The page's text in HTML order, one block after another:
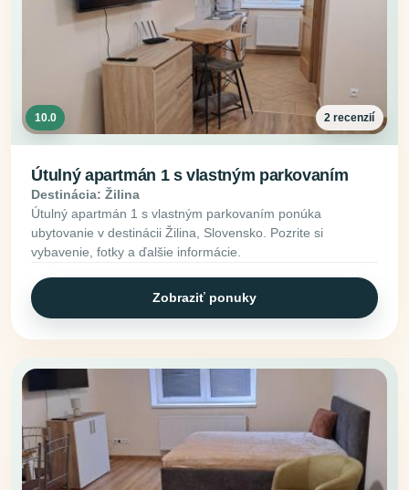
10.0 2 recenzií
Útulný apartmán 1 s vlastným parkovaním
Destinácia: Žilina
Útulný apartmán 1 s vlastným parkovaním ponúka
ubytovanie v destinácii Žilina, Slovensko. Pozrite si
vybavenie, fotky a ďalšie informácie.
Zobraziť ponuky